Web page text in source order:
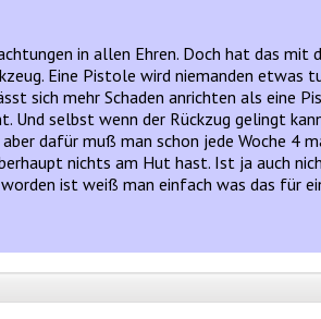
in allen Ehren. Doch hat das
Eine Pistole wird niemanden etwas
sich mehr Schaden anrichten als eine
selbst wenn der Rückzug gelingt
dafür muß man schon jede Woche 4
nichts am Hut hast. Ist ja auch
ist weiß man einfach was das für